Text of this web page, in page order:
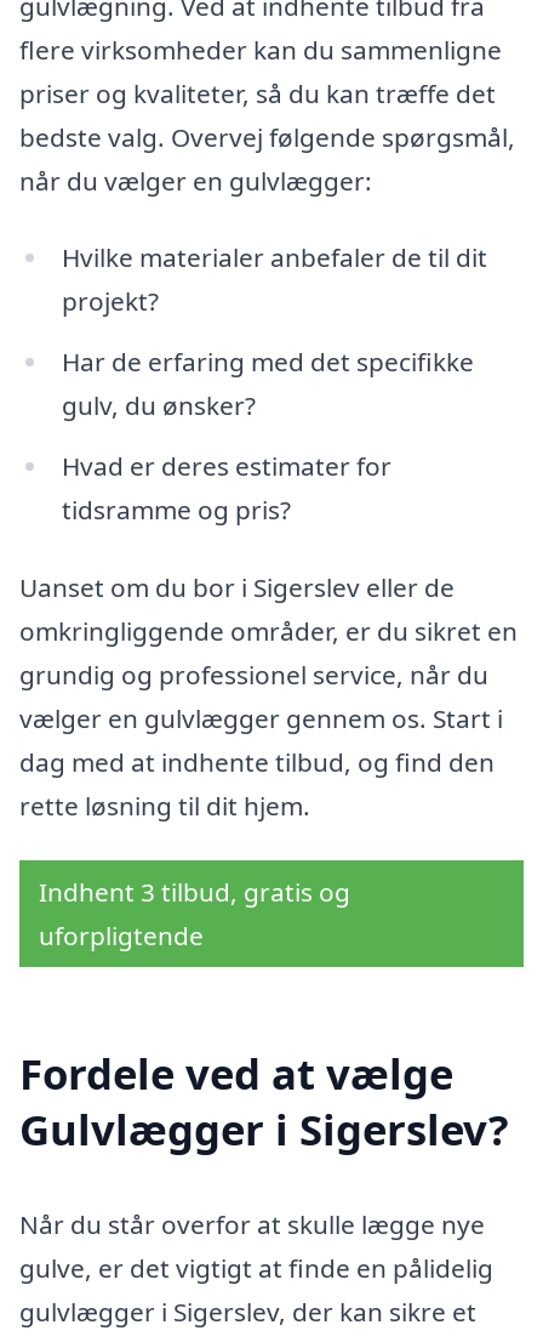
flere virksomheder kan du sammenligne
priser og kvaliteter, så du kan træffe det
bedste valg. Overvej følgende spørgsmål,
når du vælger en gulvlægger:
Hvilke materialer anbefaler de til dit
projekt?
Har de erfaring med det specifikke
gulv, du ønsker?
Hvad er deres estimater for
tidsramme og pris?
Uanset om du bor i Sigerslev eller de
omkringliggende områder, er du sikret en
grundig og professionel service, når du
vælger en gulvlægger gennem os. Start i
dag med at indhente tilbud, og find den
rette løsning til dit hjem.
Indhent 3 tilbud, gratis og
uforpligtende
Fordele ved at vælge
Gulvlægger i Sigerslev?
Når du står overfor at skulle lægge nye
gulve, er det vigtigt at finde en pålidelig
gulvlægger i Sigerslev, der kan sikre et